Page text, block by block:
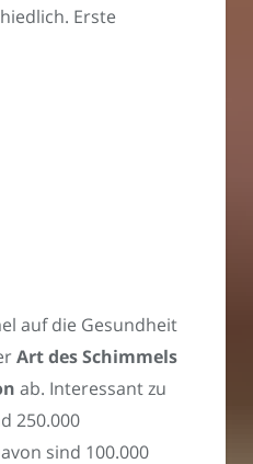
Erste
auf die Gesundheit
Art des Schimmels
ab. Interessant zu
250.000
sind 100.000